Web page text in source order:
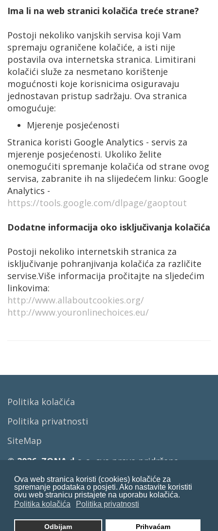
Ova web stranica koristi (cookies) kolačiće za
spremanje podataka o posjeti. Ako nastavite koristiti
ovu web stranicu pristajete na uporabu kolačića.
Politika kolačića
Politika privatnosti
Odbijam Prihvaćam
Ima li na web stranici kolačića treće strane?
Postoji nekoliko vanjskih servisa koji Vam
spremaju ograničene kolačiće, a isti nije
postavila ova internetska stranica. Limitirani
kolačići služe za nesmetano korištenje
mogućnosti koje korisnicima osiguravaju
jednostavan pristup sadržaju. Ova stranica
omogućuje:
Mjerenje posjećenosti
Stranica koristi Google Analytics - servis za
mjerenje posjećenosti. Ukoliko želite
onemogućiti spremanje kolačića od strane ovog
servisa, zabranite ih na slijedećem linku: Google
Analytics -
https://tools.google.com/dlpage/gaoptout
Dodatne informacija oko isključivanja kolačića
Postoji nekoliko internetskih stranica za
isključivanje pohranjivanja kolačića za različite
servise.Više informacija pročitajte na sljedećim
linkovima:
http://www.allaboutcookies.org/
http://www.youronlinechoices.eu/
Politika kolačića
Politika privatnosti
SiteMap
© 2026. ZONA d.o.o. sva prava pridržana
+385 91 6395 555Tomislav
+385 98 479 509Saša
+385 99 8080 011Bruno